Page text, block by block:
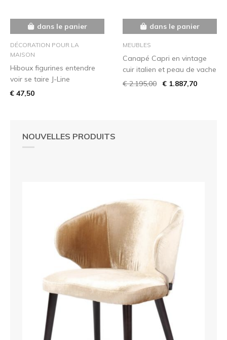
NOUVELLES PRODUITS
dans le panier
DÉCORATION POUR LA
MAISON
Hiboux figurines entendre
voir se taire J-Line
€ 47,50
dans le panier
MEUBLES
Canapé Capri en vintage
cuir italien et peau de vache
€ 2.195,00
€ 1.887,70